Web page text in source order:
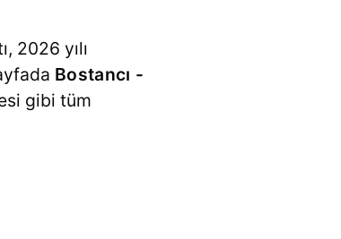
2026 yılı
Bostancı -
gibi tüm